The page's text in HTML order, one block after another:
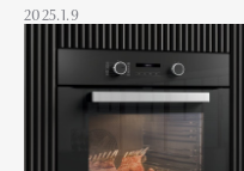
2025.1.9